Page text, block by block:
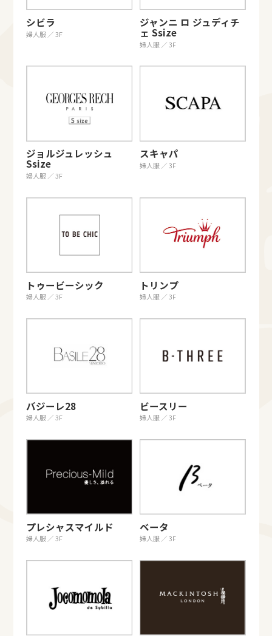
シビラ
婦人服 ／ 3F
ジャンニ ロ ジュディチ
ェ Ssize
婦人服 ／ 3F
ジョルジュレッシュ
Ssize
婦人服 ／ 3F
スキャパ
婦人服 ／ 3F
トゥービーシック
婦人服 ／ 3F
トリンプ
婦人服 ／ 3F
バジーレ28
婦人服 ／ 3F
ビースリー
婦人服 ／ 3F
プレシャスマイルド
婦人服 ／ 3F
ベータ
婦人服 ／ 3F